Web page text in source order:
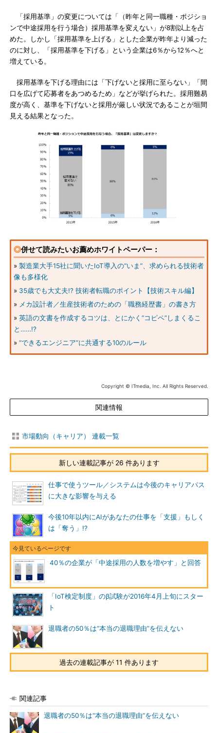
「採用基準」の変更については「（昨年と同一職種・ポジショ
ンで中途採用を行う場合）採用基準を変えない」が8割以上を占
めた。しかし「採用基準を上げる」とした企業が昨年より減った
のに対し、「採用基準を下げる」という企業は6％から12％へと
増えている。
採用基準を下げる理由には「下げないと採用に至らない」「間
口を広げて応募者をあつめるため」などが挙げられた。採用難易
度が高く、基準を下げないと採用が厳しい状況であることが垣間
見える結果となった。
◎併せて読みたいお薦めホワイトペーパー：
» 製造業大手15社に聞いたIoT導入の“いま”、求められる技術者
像も多様化
» 35歳でも大丈夫!? 技術者転職のポイント【技術スキル編】
» メカ設計者／生産技術者のための「職務経歴書」の書き方
» 英語の文書を作成するコツは、とにかく“コピペ”しまくるこ
と……!?
» “できるエンジニア”に共通する10のルール
Copyright © ITmedia, Inc. All Rights Reserved.
関連情報
市場動向（キャリア） 連載一覧
新しい連載記事が 26 件あります
仕事で使うツール／システムは今後のキャリアパス
に大きな影響を与える
今後10年以内にAIがあなたの仕事を「支援」もしく
は「奪う」!?
40％の企業が「中途採用の人数を増やす」と回答
「IoT検定制度」のβ試験が2016年4月上旬にスター
ト
退職者の50％は“本当の退職理由”を伝えない
過去の連載記事が 11 件あります
関連記事
退職者の50％は“本当の退職理由”を伝えない